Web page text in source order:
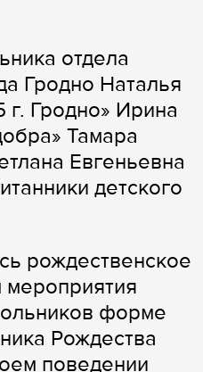
отдела
Гродно Наталья
Гродно» Ирина
Тамара
Евгеньевна
детского
рождественское
мероприятия
форме
Рождества
поведении